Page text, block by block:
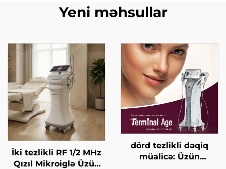
Yeni məhsullar
İki tezlikli RF 1/2 MHz
Qızıl Mikroiglə Üzün
dörd tezlikli dəqiq
müalicə: Üzün